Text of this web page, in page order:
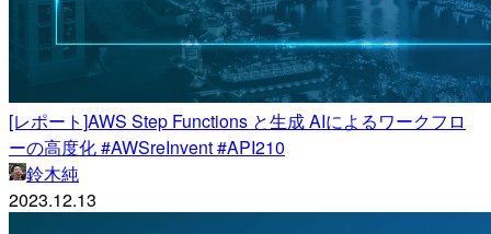
[レポート]AWS Step Functions と生成 AIによるワークフロ
ーの高度化 #AWSreInvent #API210
鈴木純
2023.12.13